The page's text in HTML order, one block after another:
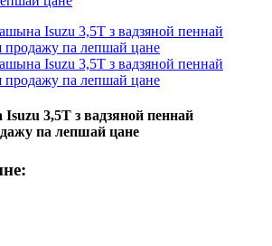
3,5T з вадзяной пеннай
па лепшай цане